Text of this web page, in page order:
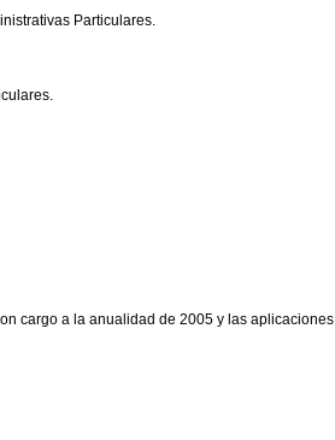
Particulares.
cargo a la anualidad de 2005 y las aplicaciones